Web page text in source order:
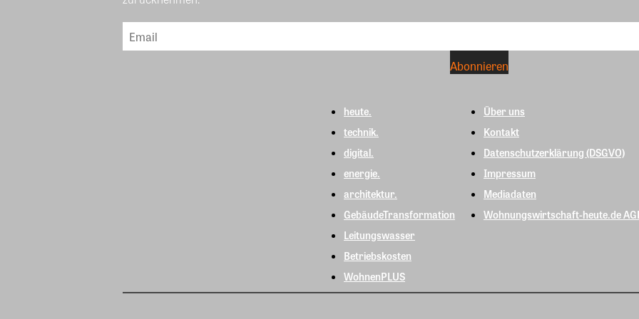
heute.
technik.
digital.
energie.
architektur.
GebäudeTransformation
Leitungswasser
Betriebskosten
WohnenPLUS
Über uns
Kontakt
Datenschutzerklärung (DSGVO)
Impressum
Mediadaten
Wohnungswirtschaft-heute.de